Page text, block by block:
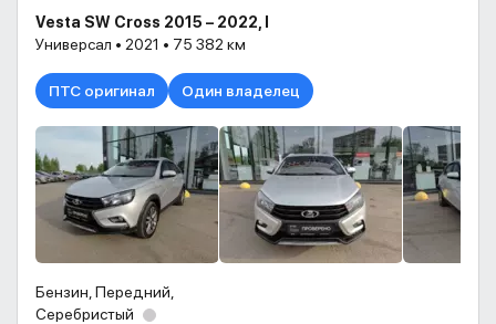
Vesta SW Cross 2015 – 2022, I
Универсал • 2021 • 75 382 км
ПТС оригинал Один владелец
Бензин, Передний,
Серебристый